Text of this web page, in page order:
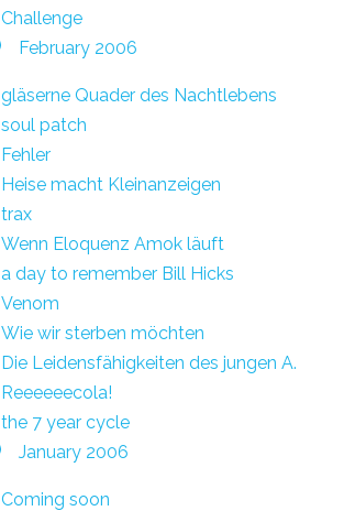
Challenge
February 2006
gläserne Quader des Nachtlebens
soul patch
Fehler
Heise macht Kleinanzeigen
trax
Wenn Eloquenz Amok läuft
a day to remember Bill Hicks
Venom
Wie wir sterben möchten
Die Leidensfähigkeiten des jungen A.
Reeeeeecola!
the 7 year cycle
January 2006
Coming soon